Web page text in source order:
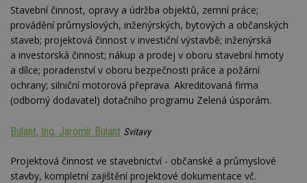
Stavební činnost, opravy a údržba objektů, zemní práce;
provádění průmyslových, inženýrských, bytových a občanských
staveb; projektová činnost v investiční výstavbě; inženýrská
a investorská činnost; nákup a prodej v oboru stavební hmoty
a dílce; poradenství v oboru bezpečnosti práce a požární
ochrany; silniční motorová přeprava. Akreditovaná firma
(odborný dodavatel) dotačního programu Zelená úsporám.
Bulant, Ing. Jaromír Bulant Svitavy
Projektová činnost ve stavebnictví - občanské a průmyslové
stavby, kompletní zajištění projektové dokumentace vč.